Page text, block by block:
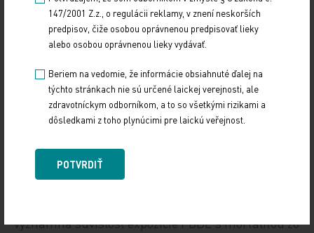
sledovanie: 17 rokov) došlo k 199 úmrtiam.
Účastníci s vyššími hladinami PBDE v sére mali
vyššie riziko úmrtia. Po úprave podľa veku,
a socioekonomických faktorov a indexu telesnej
hmotnosti mali účastníci s najvyšším tertilom
sérových hladín PBDE približne o 300 % zvýšené
rizika [HR]: 4,09; 95 % interval spoľahlivosti [CI]:
1,71 – 9,79) v porovnaní s tými s najnižšími tercilmi
významná súvislosť expozície PBDE s mortalitou zo
147/2001 Z.z., o regulácii reklamy, v znení neskorších
predpisov, čiže osobou oprávnenou predpisovať lieky
alebo osobou oprávnenou lieky vydávať.
Beriem na vedomie, že informácie obsiahnuté ďalej na
týchto stránkach nie sú určené laickej verejnosti, ale
zdravotníckym odborníkom, a to so všetkými rizikami a
dôsledkami z toho plynúcimi pre laickú veřejnost.
POTVRDIŤ